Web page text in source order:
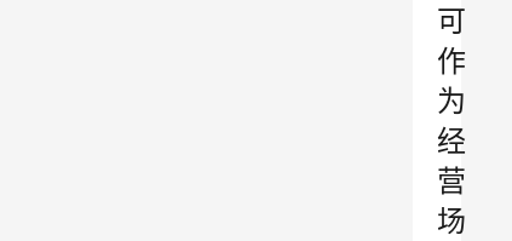
可
作
为
经
营
场